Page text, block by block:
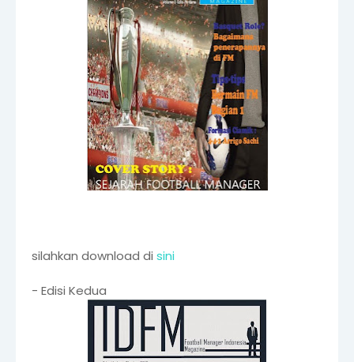
silahkan download di sini
- Edisi Kedua